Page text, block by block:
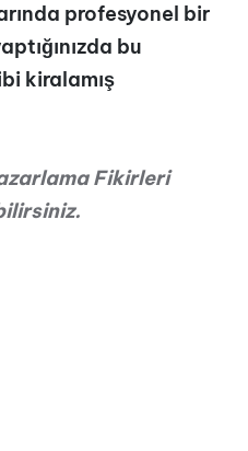
profesyonel bir
bu
kiralamış
Fikirleri